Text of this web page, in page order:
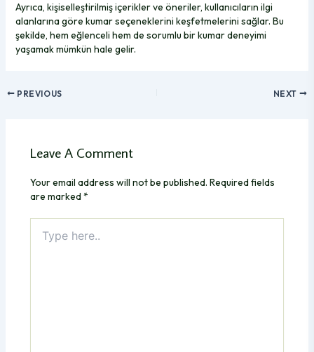
Ayrıca, kişiselleştirilmiş içerikler ve öneriler, kullanıcıların ilgi
alanlarına göre kumar seçeneklerini keşfetmelerini sağlar. Bu
şekilde, hem eğlenceli hem de sorumlu bir kumar deneyimi
yaşamak mümkün hale gelir.
PREVIOUS NEXT
Leave A Comment
Your email address will not be published. Required fields
are marked*
here..